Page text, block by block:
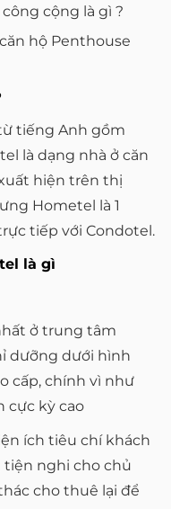
cộng là gì ?
hộ Penthouse
tiếng Anh gồm
là dạng nhà ở căn
hiện trên thị
Hometel là 1
tiếp với Condotel.
là gì
ở trung tâm
dưỡng dưới hình
cấp, chính vì như
cực kỳ cao
ích tiêu chí khách
tiện nghi cho chủ
cho thuê lại để